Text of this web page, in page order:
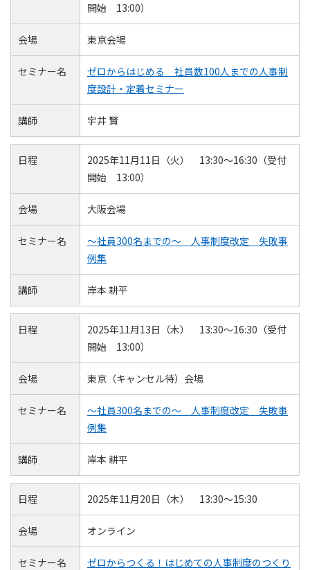
開始 13:00）
会場 東京会場
セミナー名
ゼロからはじめる 社員数100人までの人事制
度設計・定着セミナー
講師 宇井 賢
日程
2025年11月11日（火） 13:30～16:30（受付
開始 13:00）
会場 大阪会場
セミナー名
～社員300名までの～ 人事制度改定 失敗事
例集
講師 岸本 耕平
日程
2025年11月13日（木） 13:30～16:30（受付
開始 13:00）
会場 東京（キャンセル待）会場
セミナー名
～社員300名までの～ 人事制度改定 失敗事
例集
講師 岸本 耕平
日程 2025年11月20日（木） 13:30～15:30
会場 オンライン
セミナー名
ゼロからつくる！はじめての人事制度のつくり